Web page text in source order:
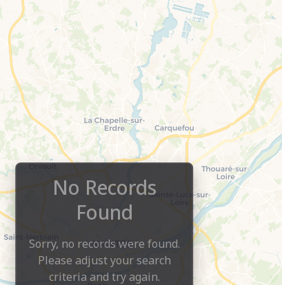
No Records
Found
Sorry, no records were found.
Please adjust your search
criteria and try again.